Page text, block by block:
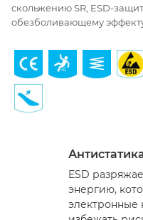
скольжению SR, ESD-
обезболивающему
ESD
энергию,
электронные